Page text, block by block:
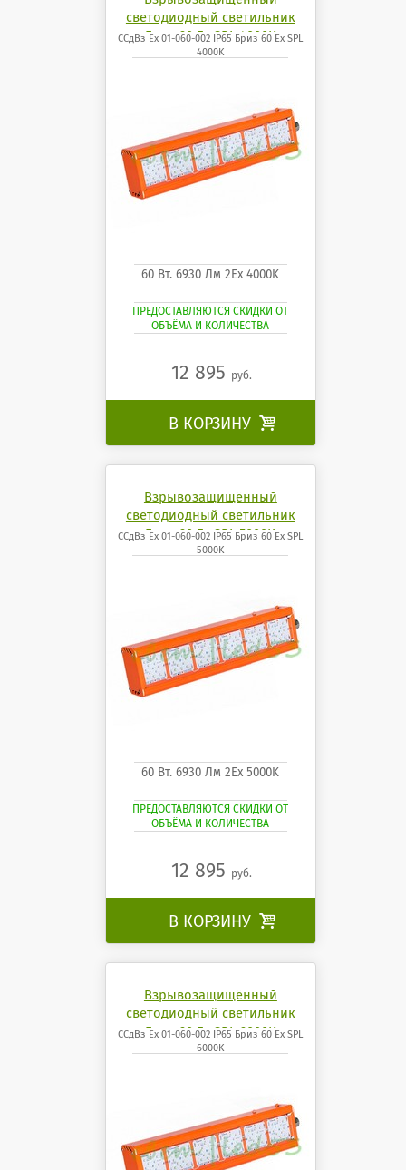
светодиодный светильник
Бриз 60 Ех SPL 4000K
ССдВз Ех 01-060-002 IP65 Бриз 60 Ех SPL
4000K
60 Вт. 6930 Лм 2Ех 4000K
ПРЕДОСТАВЛЯЮТСЯ СКИДКИ ОТ
ОБЪЁМА И КОЛИЧЕСТВА
12 895 руб.
В КОРЗИНУ 
Взрывозащищённый
светодиодный светильник
Бриз 60 Ех SPL 5000K
ССдВз Ех 01-060-002 IP65 Бриз 60 Ех SPL
5000K
60 Вт. 6930 Лм 2Ех 5000K
ПРЕДОСТАВЛЯЮТСЯ СКИДКИ ОТ
ОБЪЁМА И КОЛИЧЕСТВА
12 895 руб.
В КОРЗИНУ 
Взрывозащищённый
светодиодный светильник
Бриз 60 Ех SPL 6000K
ССдВз Ех 01-060-002 IP65 Бриз 60 Ех SPL
6000K